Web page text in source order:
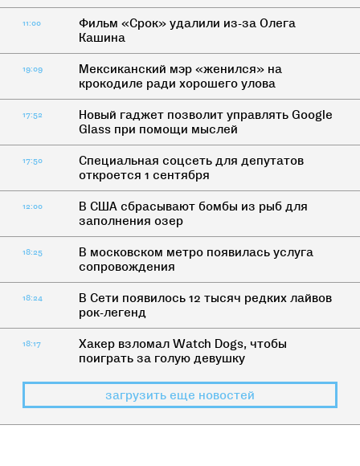
11:00
Фильм «Срок» удалили из-за Олега
Кашина
19:09
Мексиканский мэр «женился» на
крокодиле ради хорошего улова
17:52
Новый гаджет позволит управлять Google
Glass при помощи мыслей
17:50
Специальная соцсеть для депутатов
откроется 1 сентября
12:00
В США сбрасывают бомбы из рыб для
заполнения озер
18:25
В московском метро появилась услуга
сопровождения
18:24
В Сети появилось 12 тысяч редких лайвов
рок-легенд
18:17
Хакер взломал Watch Dogs, чтобы
поиграть за голую девушку
загрузить еще новостей